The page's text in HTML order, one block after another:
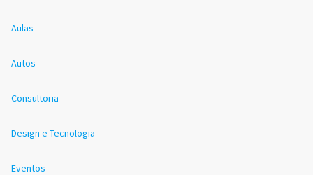
Aulas
Autos
Consultoria
Design e Tecnologia
Eventos